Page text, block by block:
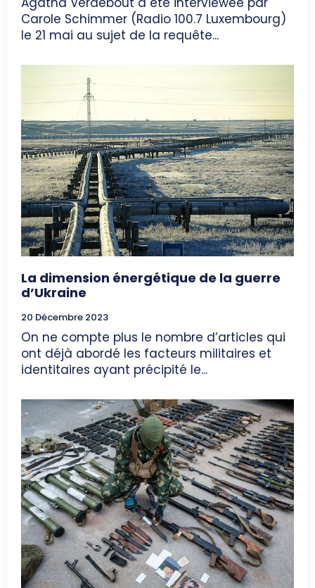
Carole Schimmer (Radio 100.7 Luxembourg)
le 21 mai au sujet de la requête...
La dimension énergétique de la guerre
d’Ukraine
20 Décembre 2023
On ne compte plus le nombre d’articles qui
ont déjà abordé les facteurs militaires et
identitaires ayant précipité le...